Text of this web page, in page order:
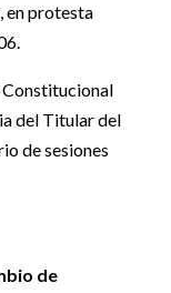
en protesta
Constitucional
del Titular del
de sesiones
de